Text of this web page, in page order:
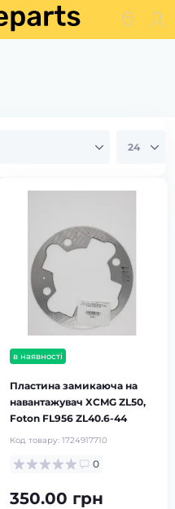
в наявності
Пластина замикаюча на
навантажувач XCMG ZL50,
Foton FL956 ZL40.6-44
Код товару: 1724917710
0
350.00 грн